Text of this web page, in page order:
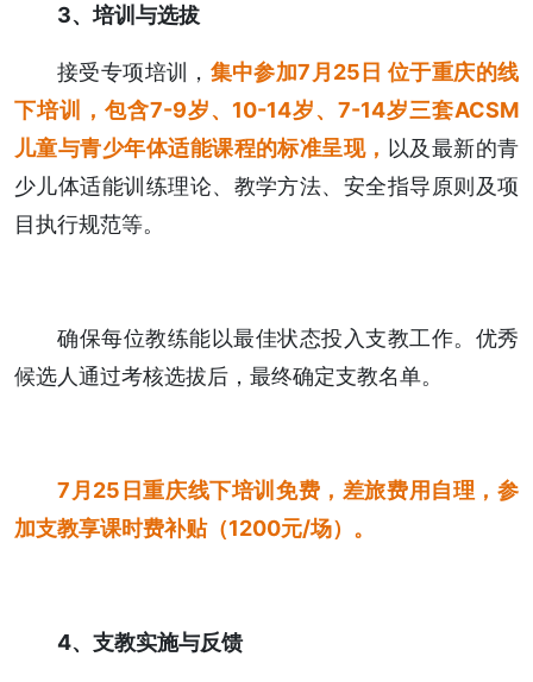
3、培训与选拔
接受专项培训， 集中参加7月25日 位于重庆的线
下培训， 包含7-9岁、10-14岁、7-14岁三套ACSM
儿童与青少年体适能课程的标准呈现， 以及最新的青
少儿体适能训练理论、教学方法、安全指导原则及项
目执行规范等。
确保每位教练能以最佳状态投入支教工作。优秀
候选人通过考核选拔后，最终确定支教名单。
7月25日重庆线下培训免费，差旅费用自理，参
加支教享课时费补贴（1200元/场）。
4、支教实施与反馈